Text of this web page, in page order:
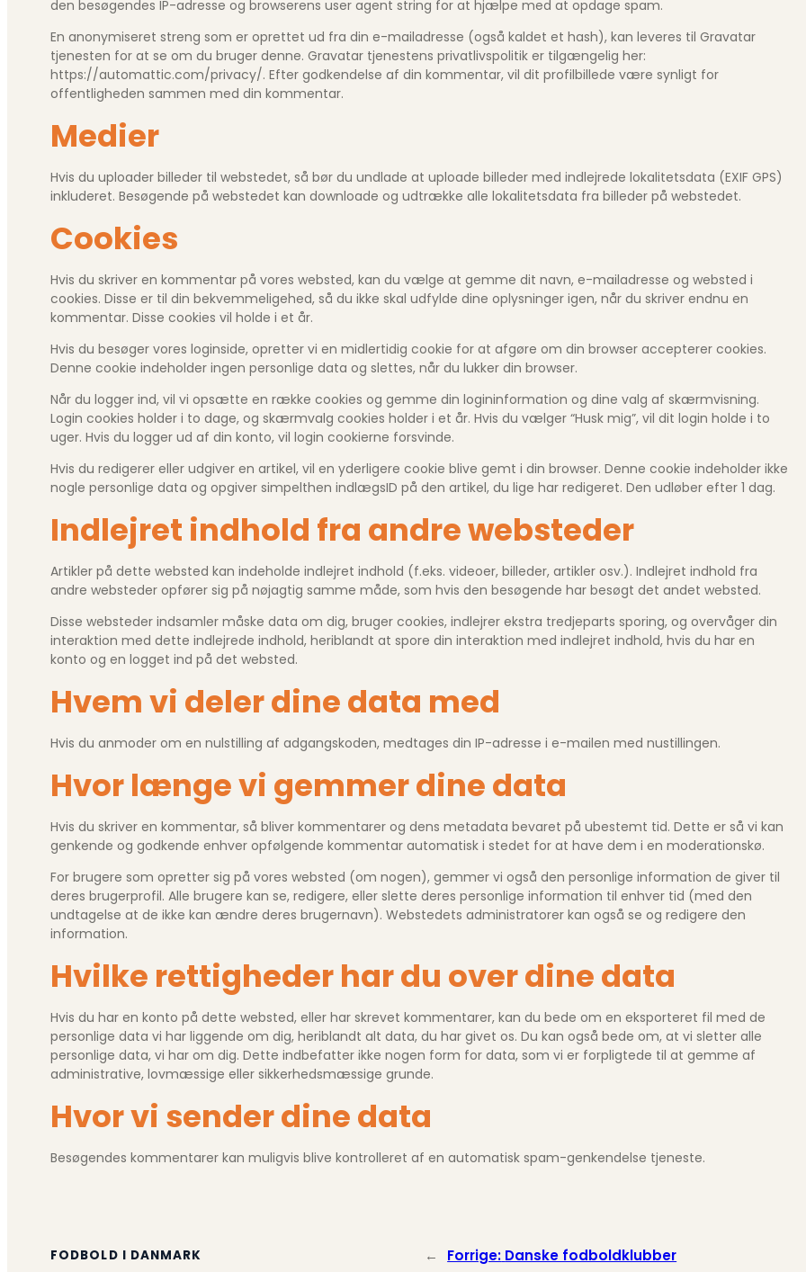
den besøgendes IP-adresse og browserens user agent string for at hjælpe med at opdage spam.
En anonymiseret streng som er oprettet ud fra din e-mailadresse (også kaldet et hash), kan leveres til Gravatar
tjenesten for at se om du bruger denne. Gravatar tjenestens privatlivspolitik er tilgængelig her:
https://automattic.com/privacy/. Efter godkendelse af din kommentar, vil dit profilbillede være synligt for
offentligheden sammen med din kommentar.
Medier
Hvis du uploader billeder til webstedet, så bør du undlade at uploade billeder med indlejrede lokalitetsdata (EXIF GPS)
inkluderet. Besøgende på webstedet kan downloade og udtrække alle lokalitetsdata fra billeder på webstedet.
Cookies
Hvis du skriver en kommentar på vores websted, kan du vælge at gemme dit navn, e-mailadresse og websted i
cookies. Disse er til din bekvemmeligehed, så du ikke skal udfylde dine oplysninger igen, når du skriver endnu en
kommentar. Disse cookies vil holde i et år.
Hvis du besøger vores loginside, opretter vi en midlertidig cookie for at afgøre om din browser accepterer cookies.
Denne cookie indeholder ingen personlige data og slettes, når du lukker din browser.
Når du logger ind, vil vi opsætte en række cookies og gemme din logininformation og dine valg af skærmvisning.
Login cookies holder i to dage, og skærmvalg cookies holder i et år. Hvis du vælger “Husk mig”, vil dit login holde i to
uger. Hvis du logger ud af din konto, vil login cookierne forsvinde.
Hvis du redigerer eller udgiver en artikel, vil en yderligere cookie blive gemt i din browser. Denne cookie indeholder ikke
nogle personlige data og opgiver simpelthen indlægsID på den artikel, du lige har redigeret. Den udløber efter 1 dag.
Indlejret indhold fra andre websteder
Artikler på dette websted kan indeholde indlejret indhold (f.eks. videoer, billeder, artikler osv.). Indlejret indhold fra
andre websteder opfører sig på nøjagtig samme måde, som hvis den besøgende har besøgt det andet websted.
Disse websteder indsamler måske data om dig, bruger cookies, indlejrer ekstra tredjeparts sporing, og overvåger din
interaktion med dette indlejrede indhold, heriblandt at spore din interaktion med indlejret indhold, hvis du har en
konto og en logget ind på det websted.
Hvem vi deler dine data med
Hvis du anmoder om en nulstilling af adgangskoden, medtages din IP-adresse i e-mailen med nustillingen.
Hvor længe vi gemmer dine data
Hvis du skriver en kommentar, så bliver kommentarer og dens metadata bevaret på ubestemt tid. Dette er så vi kan
genkende og godkende enhver opfølgende kommentar automatisk i stedet for at have dem i en moderationskø.
For brugere som opretter sig på vores websted (om nogen), gemmer vi også den personlige information de giver til
deres brugerprofil. Alle brugere kan se, redigere, eller slette deres personlige information til enhver tid (med den
undtagelse at de ikke kan ændre deres brugernavn). Webstedets administratorer kan også se og redigere den
information.
Hvilke rettigheder har du over dine data
Hvis du har en konto på dette websted, eller har skrevet kommentarer, kan du bede om en eksporteret fil med de
personlige data vi har liggende om dig, heriblandt alt data, du har givet os. Du kan også bede om, at vi sletter alle
personlige data, vi har om dig. Dette indbefatter ikke nogen form for data, som vi er forpligtede til at gemme af
administrative, lovmæssige eller sikkerhedsmæssige grunde.
Hvor vi sender dine data
Besøgendes kommentarer kan muligvis blive kontrolleret af en automatisk spam-genkendelse tjeneste.
FODBOLD I DANMARK ← Forrige: Danske fodboldklubber